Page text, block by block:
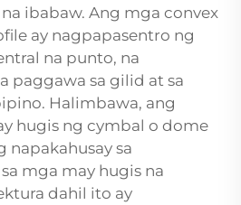
ibabaw. Ang mga convex
ay nagpapasentro ng
na punto, na
paggawa sa gilid at sa
Halimbawa, ang
hugis ng cymbal o dome
napakahusay sa
mga may hugis na
dahil ito ay